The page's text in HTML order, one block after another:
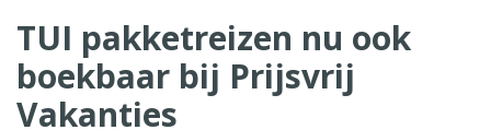
TUI pakketreizen nu ook
boekbaar bij Prijsvrij
Vakanties